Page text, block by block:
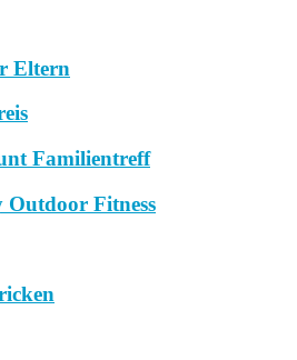
Eltern
Familientreff
Fitness